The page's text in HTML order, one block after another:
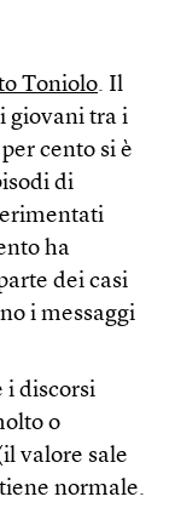
Toniolo. Il
giovani tra i
cento si è
di
ha
dei casi
i messaggi
i discorsi
o
valore sale
normale.